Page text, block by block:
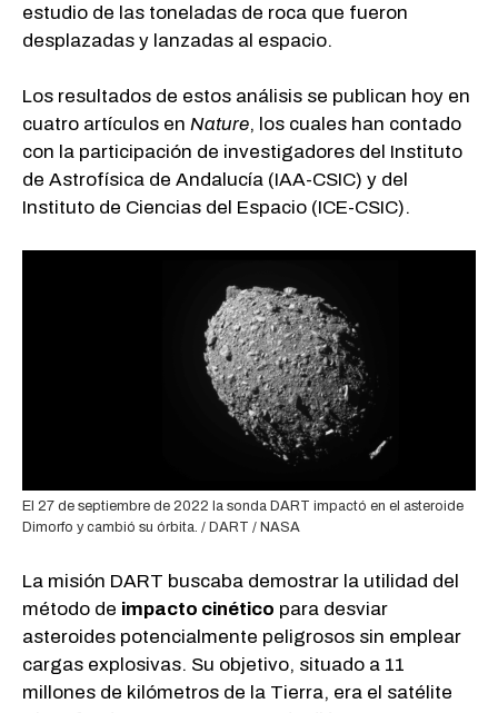
estudio de las toneladas de roca que fueron
desplazadas y lanzadas al espacio.
Los resultados de estos análisis se publican hoy en
cuatro artículos en Nature, los cuales han contado
con la participación de investigadores del Instituto
de Astrofísica de Andalucía (IAA-CSIC) y del
Instituto de Ciencias del Espacio (ICE-CSIC).
El 27 de septiembre de 2022 la sonda DART impactó en el asteroide
Dimorfo y cambió su órbita. / DART / NASA
La misión DART buscaba demostrar la utilidad del
método de impacto cinético para desviar
asteroides potencialmente peligrosos sin emplear
cargas explosivas. Su objetivo, situado a 11
millones de kilómetros de la Tierra, era el satélite